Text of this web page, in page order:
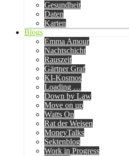
Gesundheit
Daten
Karten
Blogs
Emma Amour
Nachtschicht
Rauszeit
Gärtner Graf
KI-Kosmos
Loading …
Down by Law
Move on up
Watts On
Rat der Weisen
MoneyTalks
Sektenblog
Work in Progress